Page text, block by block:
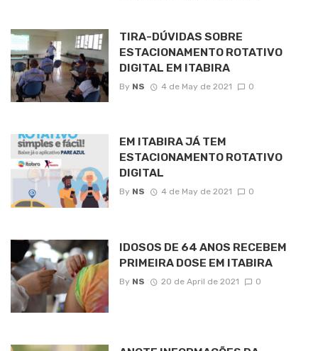
TIRA-DÚVIDAS SOBRE
ESTACIONAMENTO ROTATIVO
DIGITAL EM ITABIRA
By NS 4 de May de 2021 0
EM ITABIRA JÁ TEM
ESTACIONAMENTO ROTATIVO
DIGITAL
By NS 4 de May de 2021 0
IDOSOS DE 64 ANOS RECEBEM
PRIMEIRA DOSE EM ITABIRA
By NS 20 de April de 2021 0